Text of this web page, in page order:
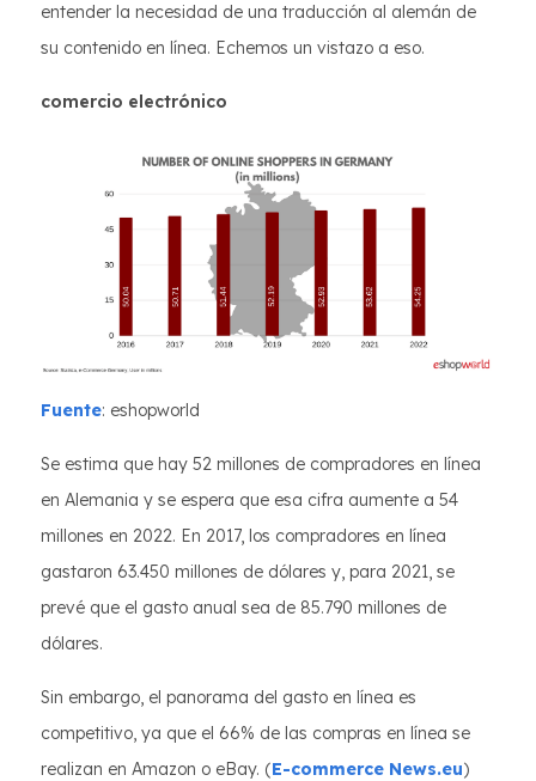
entender la necesidad de una traducción al alemán de
su contenido en línea. Echemos un vistazo a eso.
comercio electrónico
Fuente: eshopworld
Se estima que hay 52 millones de compradores en línea
en Alemania y se espera que esa cifra aumente a 54
millones en 2022. En 2017, los compradores en línea
gastaron 63.450 millones de dólares y, para 2021, se
prevé que el gasto anual sea de 85.790 millones de
dólares.
Sin embargo, el panorama del gasto en línea es
competitivo, ya que el 66% de las compras en línea se
realizan en Amazon o eBay. (E-commerce News.eu)